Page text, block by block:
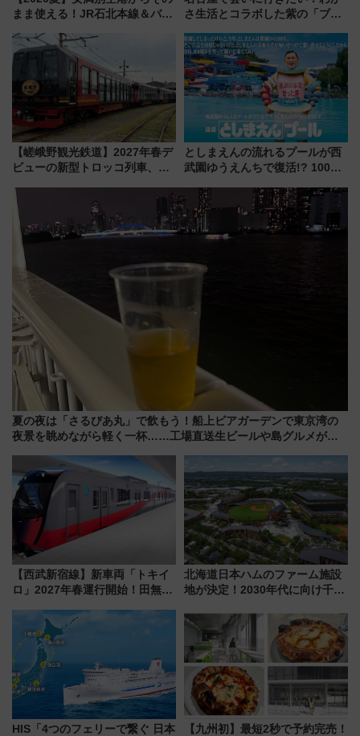
まま使える！JR石北本線＆バス
ーパス」でおトクに道東観光
（8/3発売）
さ生活とコラボした紫の「ブル
売
【嵯峨野観光鉄道】2027年春デ
ビューの新型トロッコ列車、い
は2026年で引退
としまえんの流れるプールが西
武園ゆうえんちで復活!? 100周
イダー」に注目 2026年夏は所
沢へ遊びに行こう
夏の夜は「さるびあ丸」で飲もう！船上ビアガーデンで東京湾の
夜景を眺めながら軽く一杯……工場直送生ビールや島グルメが美
【西武新宿線】新車両「トキイ
ロ」2027年春運行開始！田無・
「第2弾」も
北海道日本ハムのファーム施設
地が決定！2030年代に向け千歳
HIS「4つのフェリーで繋ぐ 日本
【九州初】最短2秒で予約完売！